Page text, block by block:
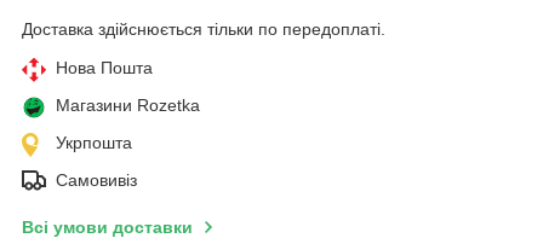
Доставка здійснюється тільки по передоплаті.
Нова Пошта
Магазини Rozetka
Укрпошта
Самовивіз
Всі умови доставки